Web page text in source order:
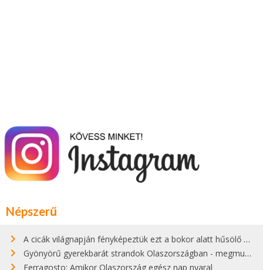
Népszerű
A cicák világnapján fényképeztük ezt a bokor alatt hűsölő cicát Kisorosziban
Gyönyörű gyerekbarát strandok Olaszországban - megmutatjuk a 15 legjobbat
Ferragosto: Amikor Olaszország egész nap nyaral